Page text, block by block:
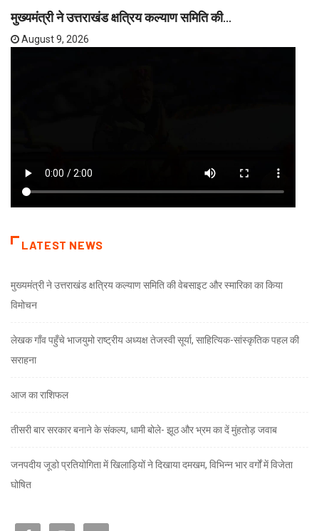
मुख्यमंत्री ने उत्तराखंड क्षत्रिय कल्याण समिति की...
August 9, 2026
LATEST NEWS
मुख्यमंत्री ने उत्तराखंड क्षत्रिय कल्याण समिति की वेबसाइट और स्मारिका का किया
विमोचन
लेखक गाँव पहुँचे भाजयुमो राष्ट्रीय अध्यक्ष तेजस्वी सूर्या, साहित्यिक-सांस्कृतिक पहल की
सराहना
आज का राशिफल
तीसरी बार सरकार बनाने के संकल्प, धामी बोले- झूठ और भ्रम का दें मुंहतोड़ जवाब
जनपदीय जूडो प्रतियोगिता में खिलाड़ियों ने दिखाया दमखम, विभिन्न भार वर्गों में विजेता
घोषित